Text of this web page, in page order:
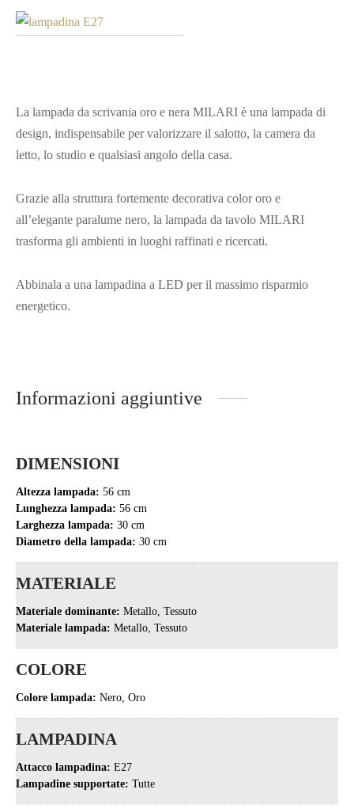
La lampada da scrivania oro e nera MILARI è una lampada di
design, indispensabile per valorizzare il salotto, la camera da
letto, lo studio e qualsiasi angolo della casa.
Grazie alla struttura fortemente decorativa color oro e
all’elegante paralume nero, la lampada da tavolo MILARI
trasforma gli ambienti in luoghi raffinati e ricercati.
Abbinala a una lampadina a LED per il massimo risparmio
energetico.
Informazioni aggiuntive
DIMENSIONI
Altezza lampada: 56 cm
Lunghezza lampada: 56 cm
Larghezza lampada: 30 cm
Diametro della lampada: 30 cm
MATERIALE
Materiale dominante: Metallo, Tessuto
Materiale lampada: Metallo, Tessuto
COLORE
Colore lampada: Nero, Oro
LAMPADINA
Attacco lampadina: E27
Lampadine supportate: Tutte